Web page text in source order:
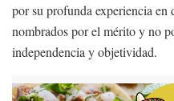
por su profunda experiencia en
nombrados por el mérito y no
independencia y objetividad.